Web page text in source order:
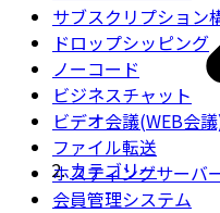
サブスクリプション
ドロップシッピング
ノーコード
ビジネスチャット
ビデオ会議(WEB会
ファイル転送
ホスティングサーバ
会員管理システム
カテゴリー